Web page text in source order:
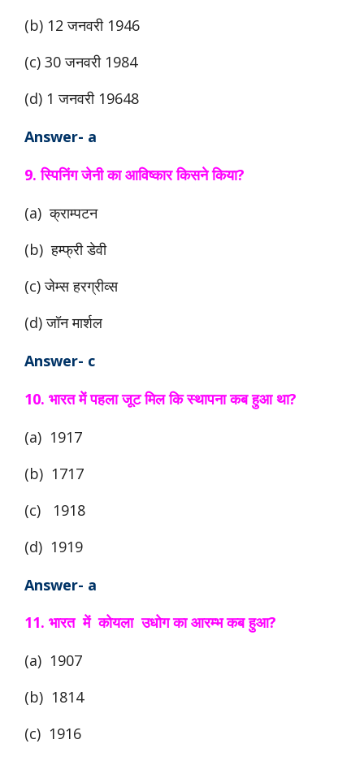
(b) 12 जनवरी 1946
(c) 30 जनवरी 1984
(d) 1 जनवरी 19648
Answer- a
9. स्पिनिंग जेनी का आविष्कार किसने किया?
(a) क्राम्पटन
(b) हम्फ्री डेवी
(c) जेम्स हरग्रीव्स
(d) जॉन मार्शल
Answer- c
10. भारत में पहला जूट मिल कि स्थापना कब हुआ था?
(a) 1917
(b) 1717
(c) 1918
(d) 1919
Answer- a
11. भारत में कोयला उधोग का आरम्भ कब हुआ?
(a) 1907
(b) 1814
(c) 1916